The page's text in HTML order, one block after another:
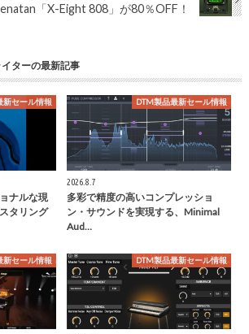
「X-Eight 808」が80％OFF！
ターの最新記事
新セール情報
ナルな現
タリング
DTM製品最新セール情報
2026.8.7
多彩で精度の高いコンプレッショ
ン・サウンドを実現する、Minimal
Aud…
新セール情報 DTM製品最新セール情報